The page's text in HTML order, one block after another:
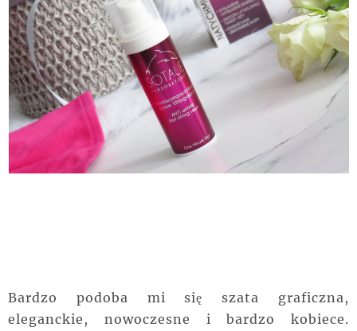
Bardzo podoba mi się szata graficzna,
eleganckie, nowoczesne i bardzo kobiece.